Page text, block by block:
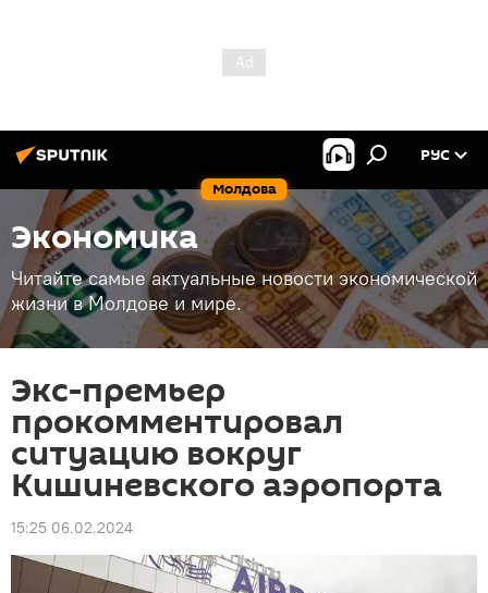
Молдова
РУС
Экономика
Читайте самые актуальные новости экономической
жизни в Молдове и мире.
Экс-премьер
прокомментировал
ситуацию вокруг
Кишиневского аэропорта
15:25 06.02.2024